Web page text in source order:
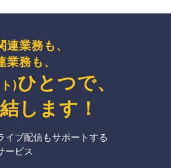
業務も、
務も、
)ひとつで、
します ！
イブ配信もサポートする
ービス